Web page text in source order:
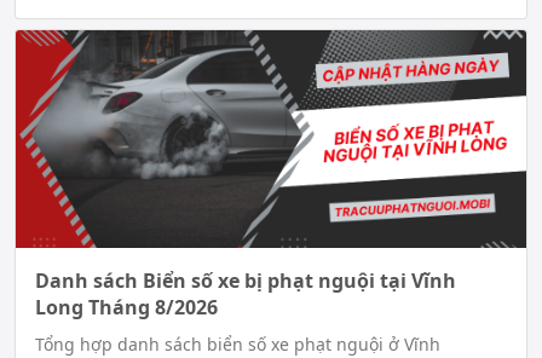
Danh sách Biển số xe bị phạt nguội tại Vĩnh
Long Tháng 8/2026
Tổng hợp danh sách biển số xe phạt nguội ở Vĩnh